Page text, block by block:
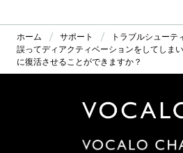
ホーム サポート
トラブルシューテ
誤ってディアクティベーションをしてしま
に復活させることができますか？